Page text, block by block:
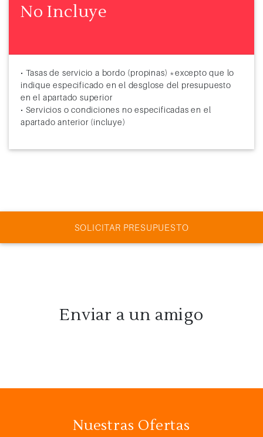
No Incluye
• Tasas de servicio a bordo (propinas) *excepto que lo
indique especificado en el desglose del presupuesto
en el apartado superior
• Servicios o condiciones no especificadas en el
apartado anterior (incluye)
SOLICITAR PRESUPUESTO
Enviar a un amigo
Nuestras Ofertas